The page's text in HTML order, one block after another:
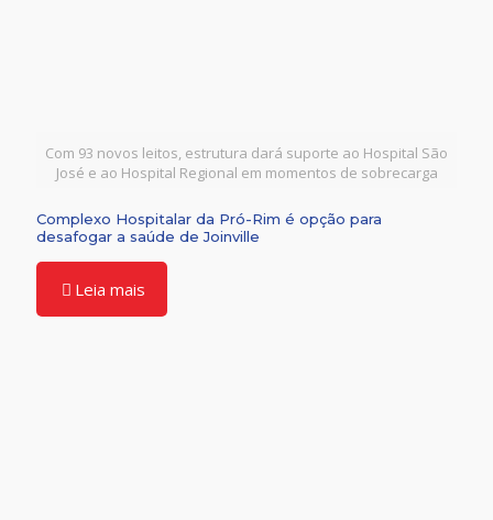
Com 93 novos leitos, estrutura dará suporte ao Hospital São
José e ao Hospital Regional em momentos de sobrecarga
Complexo Hospitalar da Pró-Rim é opção para
desafogar a saúde de Joinville
Leia mais